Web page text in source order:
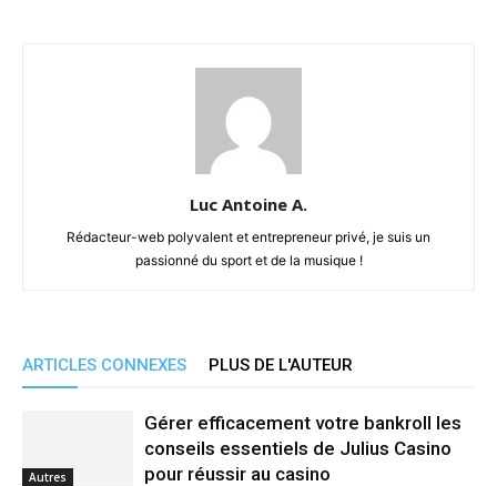
Luc Antoine A.
Rédacteur-web polyvalent et entrepreneur privé, je suis un
passionné du sport et de la musique !
ARTICLES CONNEXES PLUS DE L'AUTEUR
Autres
Gérer efficacement votre bankroll les
conseils essentiels de Julius Casino
pour réussir au casino